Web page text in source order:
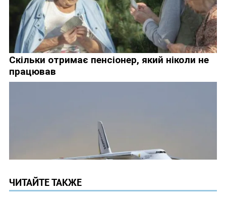
ЧИТАЙТЕ ТАКЖЕ